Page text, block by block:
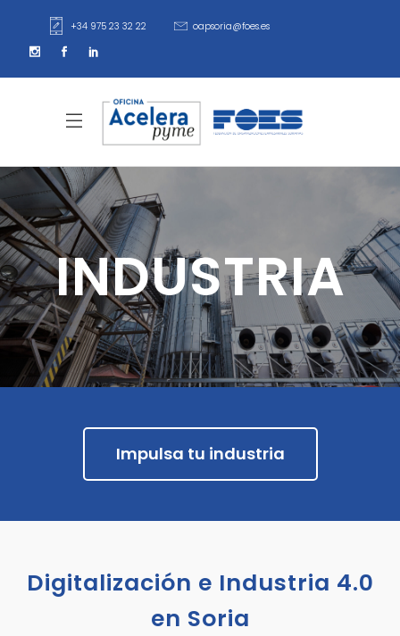
+34 975 23 32 22 oapsoria@foes.es
INDUSTRIA
Impulsa tu industria
Digitalización e Industria 4.0
en Soria